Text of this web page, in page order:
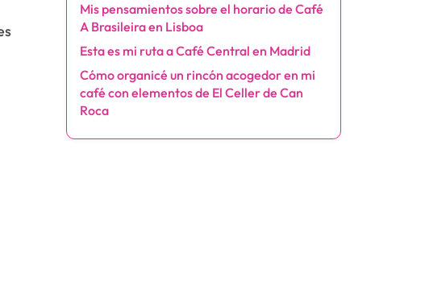
Mis pensamientos sobre el horario de Café
A Brasileira en Lisboa
Esta es mi ruta a Café Central en Madrid
Cómo organicé un rincón acogedor en mi
café con elementos de El Celler de Can
Roca